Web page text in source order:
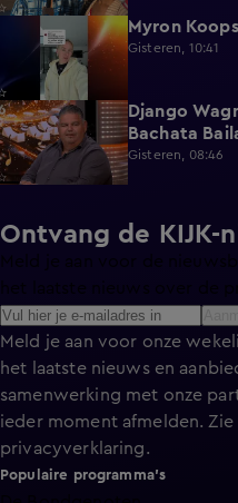
Myron
Gisteren, 10:41
2:28
Django
Bachata
Gisteren, 08:46
Ontvang de KIJK-
Meld je aan voor onze
het laatste nieuws en
samenwerking met onze
ieder moment afmelden.
privacyverklaring.
Populaire programma's